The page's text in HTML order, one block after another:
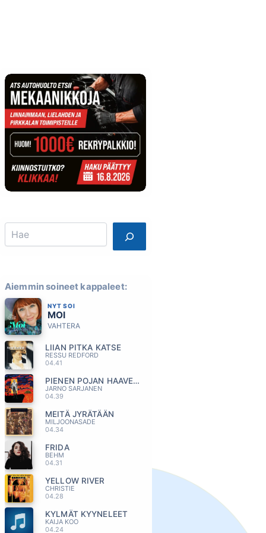
Search
Aiemmin soineet kappaleet:
NYT SOI
MOI
VAHTERA
LIIAN PITKA KATSE
RESSU REDFORD
04.41
PIENEN POJAN HAAVEET
JARNO SARJANEN
04.39
MEITÄ JYRÄTÄÄN
MILJOONASADE
04.34
FRIDA
BEHM
04.31
YELLOW RIVER
CHRISTIE
04.28
KYLMÄT KYYNELEET
KAIJA KOO
04.24